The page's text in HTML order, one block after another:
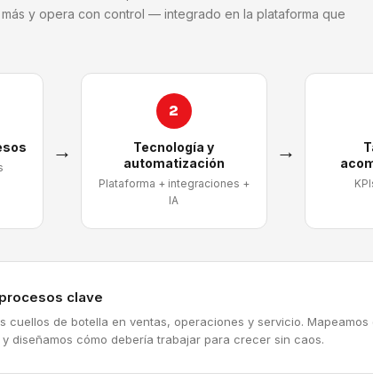
y opera con control — integrado en la plataforma que
→
2
Tecnología y
automatización
Plataforma + integraciones +
IA
→
clave
cuellos de botella en ventas, operaciones y servicio. Mapeamos
diseñamos cómo debería trabajar para crecer sin caos.